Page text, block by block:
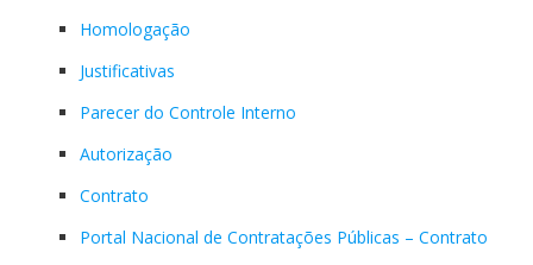
Homologação
Justificativas
Parecer do Controle Interno
Autorização
Contrato
Portal Nacional de Contratações Públicas – Contrato